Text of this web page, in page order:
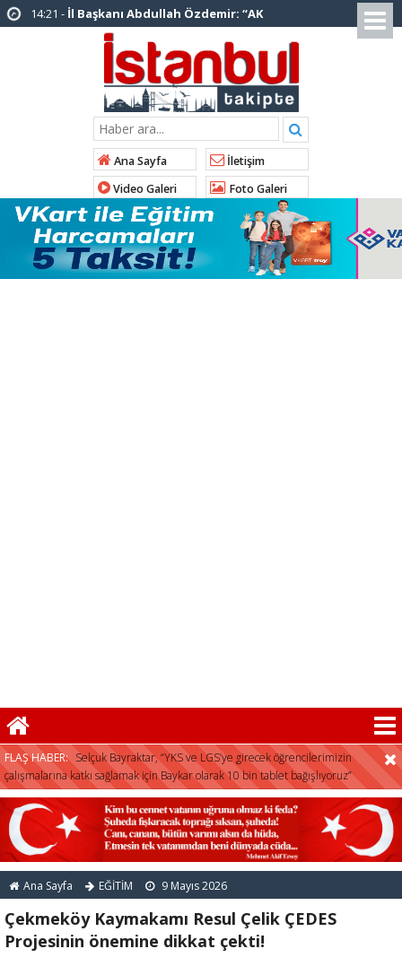
14:20 - Şadi Yazıcı, “Silivri’den alınan talimatla
hakkımda karalama kampanyası yürütülüyor”
AK Parti’ye katılan ilçe belediye
başkanlarından İl Başkanı Özdemir’e ziyaret
Tuzla Belediye Başkanı Eren Ali
Bingöl’den İBB’ye tepki
İstanbul Emniyet Müdürlüğünden
“Gök Kubbe’de, Mavi Vatan’da, Şanlı Topraklarda:
İstanbul Emniyeti Her Yerde” paylaşımı
19:26 -Çekmeköy Belediye Başkanı Orhan
Çerkez AK Parti’ye katıldı
Ana Sayfa
İletişim
Video Galeri
Foto Galeri
Selçuk Bayraktar, “YKS ve LGS’ye girecek öğrencilerimizin
çalışmalarına katkı sağlamak için Baykar olarak 10 bin tablet bağışlıyoruz”
Ana Sayfa EĞİTİM 9 Mayıs 2026
Çekmeköy Kaymakamı Resul Çelik ÇEDES
Projesinin önemine dikkat çekti!